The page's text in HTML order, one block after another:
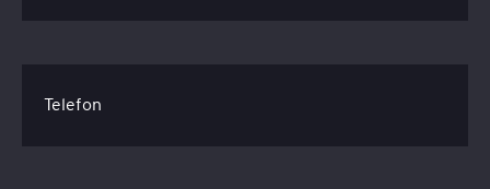
Telefon